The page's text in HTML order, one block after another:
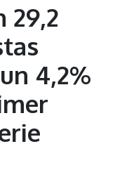
29,2
4,2%